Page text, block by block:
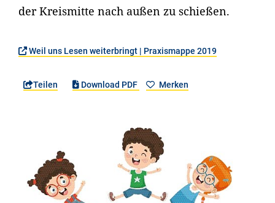
der Kreismitte nach außen zu schießen.
Weil uns Lesen weiterbringt | Praxismappe 2019
Teilen Download PDF Merken